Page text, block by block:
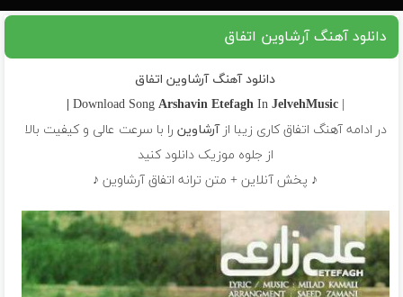
دانلود آهنگ آرشاوین اتفاق
دانلود آهنگ آرشاوین اتفاق
| Download Song
Arshavin EtefaghIn JelvehMusic |
در ادامه آهنگ اتفاق کاری زیبا ازآرشاوین را با سرعت عالی و کیفیت بالا
از جلوه موزیک دانلود کنید
♪ پخش آنلاین + متن ترانه اتفاق آرشاوین ♪